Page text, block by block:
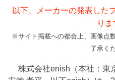
以下、メーカーの発表した
りま
※サイト掲載への都合上、画像点
了承く
株式会社enish（本社：東